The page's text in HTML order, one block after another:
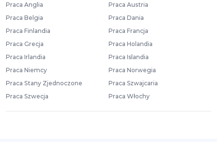
Praca Anglia
Praca Austria
Praca Belgia
Praca Dania
Praca Finlandia
Praca Francja
Praca Grecja
Praca Holandia
Praca Irlandia
Praca Islandia
Praca Niemcy
Praca Norwegia
Praca Stany Zjednoczone
Praca Szwajcaria
Praca Szwecja
Praca Włochy